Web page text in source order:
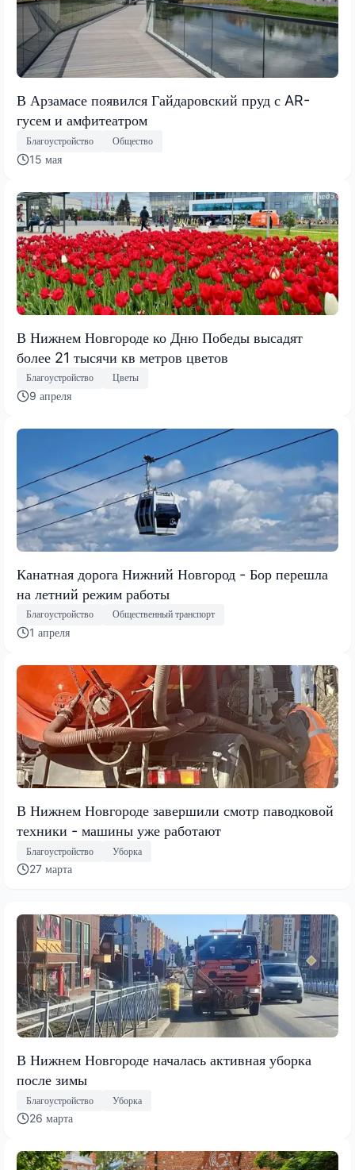
В Арзамасе появился Гайдаровский пруд с AR-
гусем и амфитеатром
Благоустройство Общество
15 мая
В Нижнем Новгороде ко Дню Победы высадят
более 21 тысячи кв метров цветов
Благоустройство Цветы
9 апреля
Канатная дорога Нижний Новгород - Бор перешла
на летний режим работы
Благоустройство Общественный транспорт
1 апреля
В Нижнем Новгороде завершили смотр паводковой
техники - машины уже работают
Благоустройство Уборка
27 марта
В Нижнем Новгороде началась активная уборка
после зимы
Благоустройство Уборка
26 марта